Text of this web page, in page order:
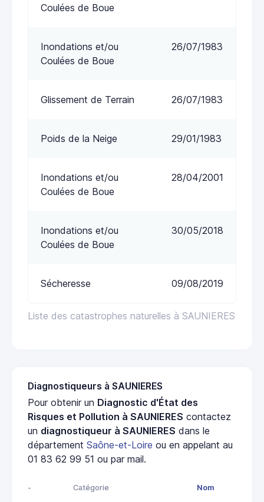
Liste des catastrophes naturelles à SAUNIERES
Coulées de Boue
Inondations et/ou
Coulées de Boue
26/07/1983
Glissement de Terrain 26/07/1983
Poids de la Neige 29/01/1983
Inondations et/ou
Coulées de Boue
28/04/2001
Inondations et/ou
Coulées de Boue
30/05/2018
Sécheresse 09/08/2019
Diagnostiqueurs à SAUNIERES
Pour obtenir un Diagnostic d'État des
Risques et Pollution à SAUNIERES contactez
un diagnostiqueur à SAUNIERES dans le
département Saône-et-Loire ou en appelant au
01 83 62 99 51 ou par mail.
- Catégorie Nom